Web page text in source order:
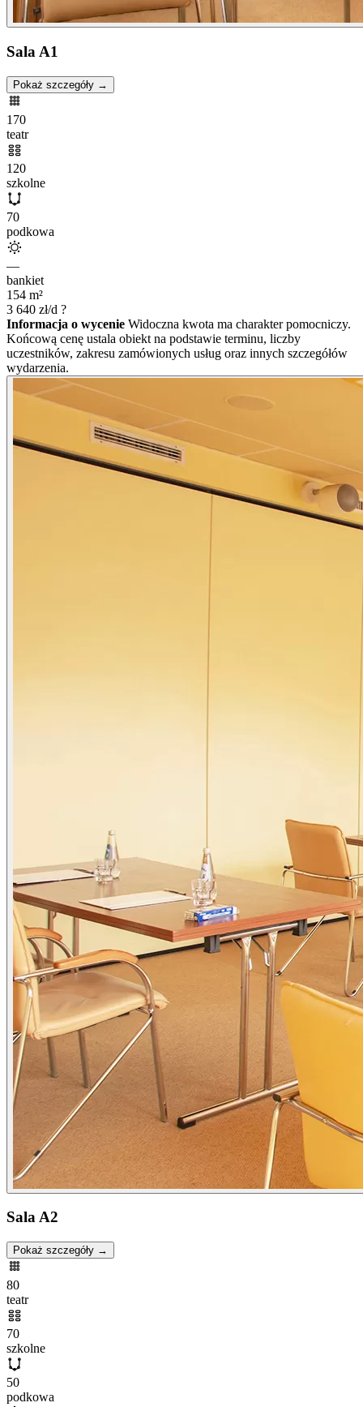
Sala A1
Pokaż szczegóły →
170
teatr
120
szkolne
70
podkowa
—
bankiet
154 m²
3 640 zł/d ?
Informacja o wycenie Widoczna kwota ma charakter pomocniczy.
Końcową cenę ustala obiekt na podstawie terminu, liczby
uczestników, zakresu zamówionych usług oraz innych szczegółów
wydarzenia.
Sala A2
Pokaż szczegóły →
80
teatr
70
szkolne
50
podkowa